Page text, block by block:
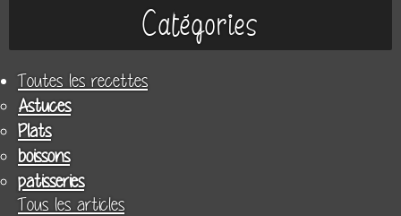
Catégories
Toutes les recettes
Astuces
Plats
boissons
patisseries
Tous les articles